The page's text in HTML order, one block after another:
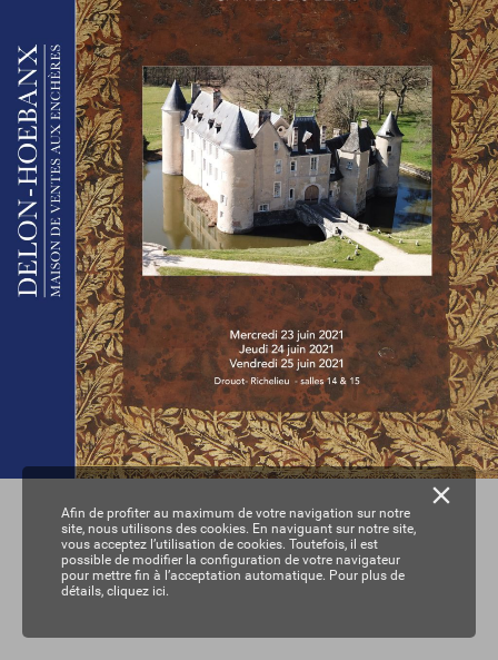
Afin de profiter au maximum de votre navigation sur notre
site, nous utilisons des cookies. En naviguant sur notre site,
vous acceptez l’utilisation de cookies. Toutefois, il est
possible de modifier la configuration de votre navigateur
pour mettre fin à l’acceptation automatique. Pour plus de
détails, cliquez ici.